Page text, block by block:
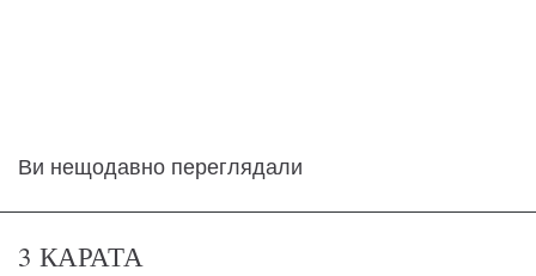
Ви нещодавно переглядали
3 КАРАТА